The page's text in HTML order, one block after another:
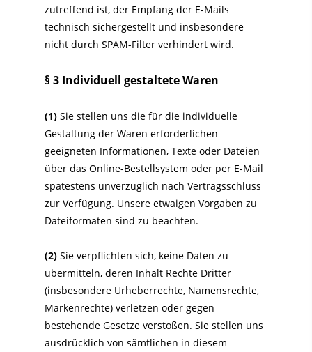
zutreffend ist, der Empfang der E-Mails
technisch sichergestellt und insbesondere
nicht durch SPAM-Filter verhindert wird.
§ 3 Individuell gestaltete Waren
(1) Sie stellen uns die für die individuelle
Gestaltung der Waren erforderlichen
geeigneten Informationen, Texte oder Dateien
über das Online-Bestellsystem oder per E-Mail
spätestens unverzüglich nach Vertragsschluss
zur Verfügung. Unsere etwaigen Vorgaben zu
Dateiformaten sind zu beachten.
(2) Sie verpflichten sich, keine Daten zu
übermitteln, deren Inhalt Rechte Dritter
(insbesondere Urheberrechte, Namensrechte,
Markenrechte) verletzen oder gegen
bestehende Gesetze verstoßen. Sie stellen uns
ausdrücklich von sämtlichen in diesem